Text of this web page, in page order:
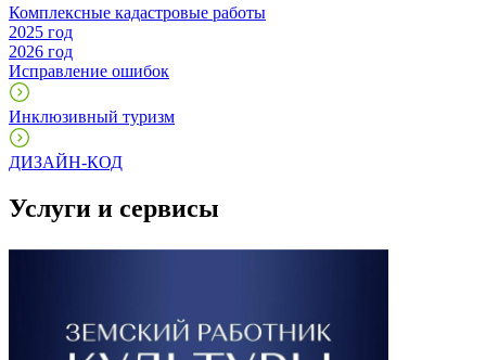
Комплексные кадастровые работы
2025 год
2026 год
Исправление ошибок
Инклюзивный туризм
ДИЗАЙН-КОД
Услуги и сервисы